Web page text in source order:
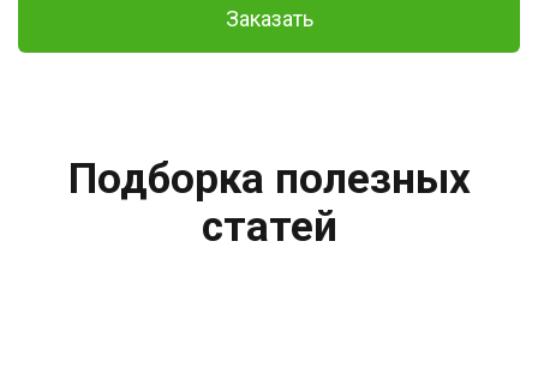
Заказать
Подборка полезных
статей